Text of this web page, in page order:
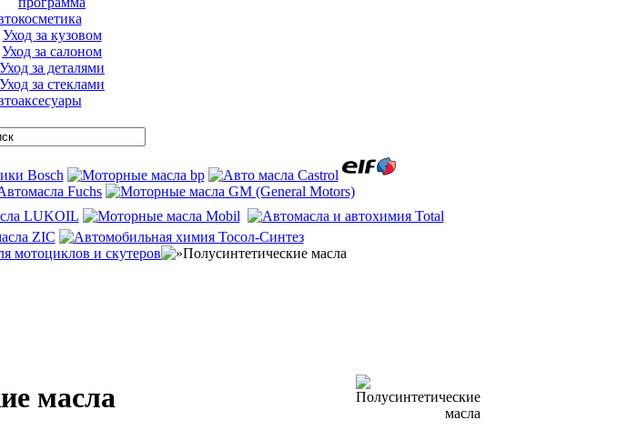
Уход за кузовом
Уход за салоном
Уход за деталями
Уход за стеклами
мотоциклов и скутеров Полусинтетические масла
масла